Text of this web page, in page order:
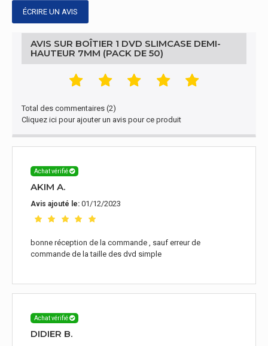
ÉCRIRE UN AVIS
AVIS SUR BOÎTIER 1 DVD SLIMCASE DEMI-
HAUTEUR 7MM (PACK DE 50)
Total des commentaires (2)
Cliquez ici pour ajouter un avis pour ce produit
Achat vérifié
AKIM A.
Avis ajouté le: 01/12/2023
bonne réception de la commande , sauf erreur de
commande de la taille des dvd simple
Achat vérifié
DIDIER B.